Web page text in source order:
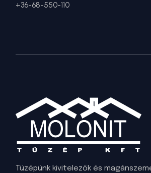
+36-68-550-110
Tüzépünk kivitelezők és